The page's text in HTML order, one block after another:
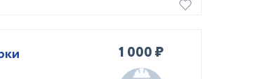
1 000 ₽